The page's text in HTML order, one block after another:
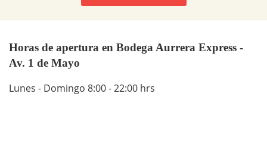
Horas de apertura en Bodega Aurrera Express -
Av. 1 de Mayo
Lunes - Domingo 8:00 - 22:00 hrs